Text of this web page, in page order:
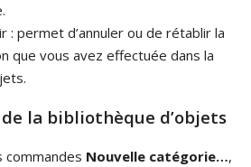
: permet d’annuler ou de rétablir la
que vous avez effectuée dans la
la bibliothèque d’objets
commandes Nouvelle catégorie…,